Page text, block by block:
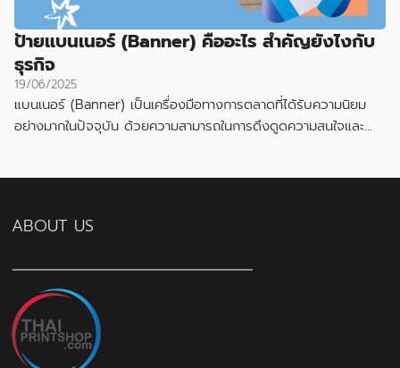
ป้ายแบนเนอร์ (Banner) คืออะไร สำคัญยังไงกับ
ธุรกิจ
19/06/2025
แบนเนอร์ (Banner) เป็นเครื่องมือทางการตลาดที่ได้รับความนิยม
อย่างมากในปัจจุบัน ด้วยความสามารถในการดึงดูดความสนใจและ
ABOUT US